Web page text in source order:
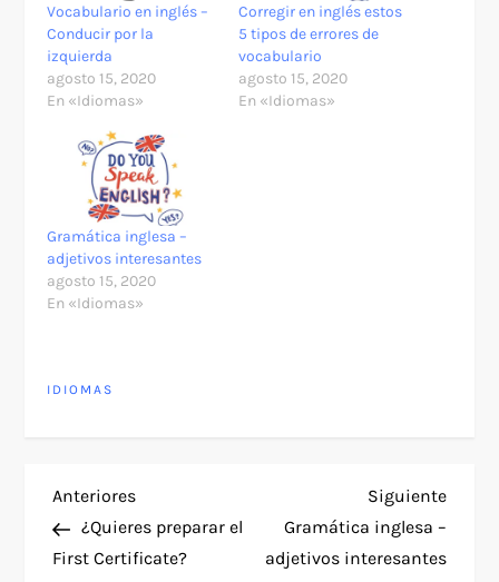
Vocabulario en inglés –
Conducir por la
izquierda
agosto 15, 2020
En «Idiomas»
Corregir en inglés estos
5 tipos de errores de
vocabulario
agosto 15, 2020
En «Idiomas»
Gramática inglesa –
adjetivos interesantes
agosto 15, 2020
En «Idiomas»
IDIOMAS
N
a
Entrada
anterior
Anteriores
¿Quieres preparar el
First Certificate?
Siguiente
Gramática inglesa –
adjetivos interesantes